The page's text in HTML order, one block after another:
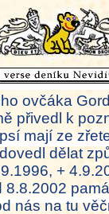
ovčáka
přivedl k
mají ze
dělat
+
8.8.2002
nás na tu